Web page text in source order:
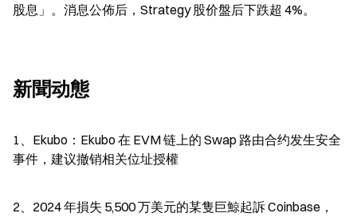
股息」。消息公佈后，Strategy 股价盤后下跌超 4%。
新聞动態
1、Ekubo：Ekubo 在 EVM 链上的 Swap 路由合约发生安全
事件，建议撤销相关位址授權
2、2024 年損失 5,500 万美元的某隻巨鯨起訴 Coinbase，